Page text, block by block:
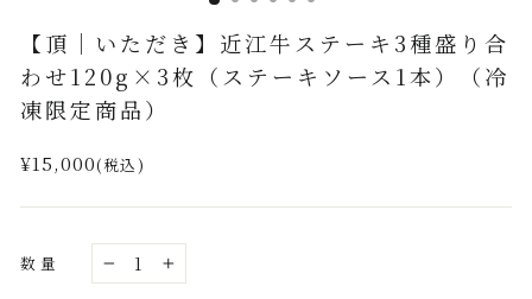
【頂｜いただき】近江牛ステーキ3種盛り合
わせ120g×3枚（ステーキソース1本）（冷
凍限定商品）
通
価
¥15,000(税込)
数量
+